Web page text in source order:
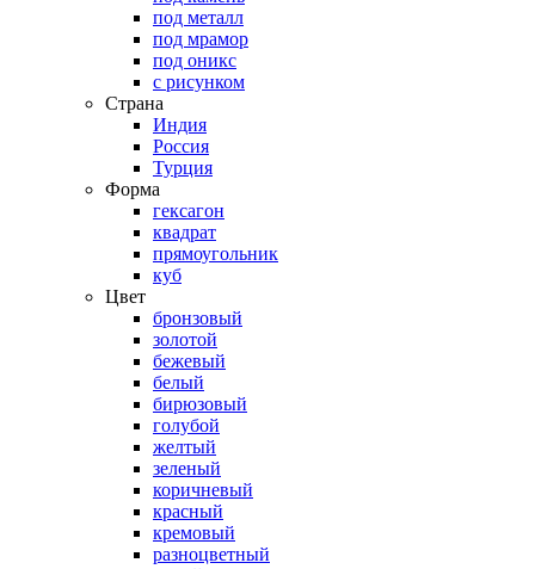
под металл
под мрамор
под оникс
с рисунком
Страна
Индия
Россия
Турция
Форма
гексагон
квадрат
прямоугольник
куб
Цвет
бронзовый
золотой
бежевый
белый
бирюзовый
голубой
желтый
зеленый
коричневый
красный
кремовый
разноцветный